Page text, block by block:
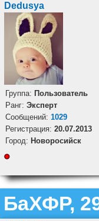
Dedusya
Группа: Пользователь
Ранг: Эксперт
Cообщений: 1029
Регистрация: 20.07.2013
Город: Новоросийск
БаХФР,